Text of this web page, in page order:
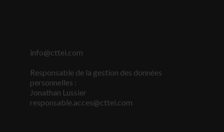
info@cttei.com
Responsable de la gestion des données
personnelles :
Jonathan Lussier
responsable.acces@cttei.com
Ces fichiers